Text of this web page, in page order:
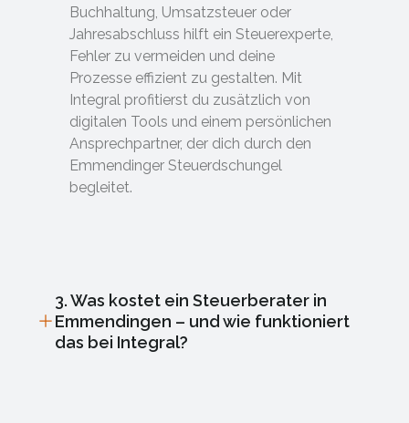
Buchhaltung, Umsatzsteuer oder
Jahresabschluss hilft ein Steuerexperte,
Fehler zu vermeiden und deine
Prozesse effizient zu gestalten. Mit
Integral profitierst du zusätzlich von
digitalen Tools und einem persönlichen
Ansprechpartner, der dich durch den
Emmendinger Steuerdschungel
begleitet.
3. Was kostet ein Steuerberater in
Emmendingen – und wie funktioniert
das bei Integral?